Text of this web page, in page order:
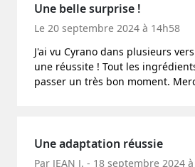
Une belle surprise !
Le 20 septembre 2024 à 14h58
J'ai vu Cyrano dans plusieurs
une réussite ! Tout les
passer un très bon moment.
Une adaptation réussie
Par JEAN J. - 18 septembre 2024